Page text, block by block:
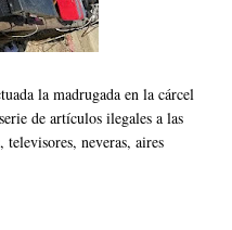
la madrugada en la cárcel
de artículos ilegales a las
neveras, aires